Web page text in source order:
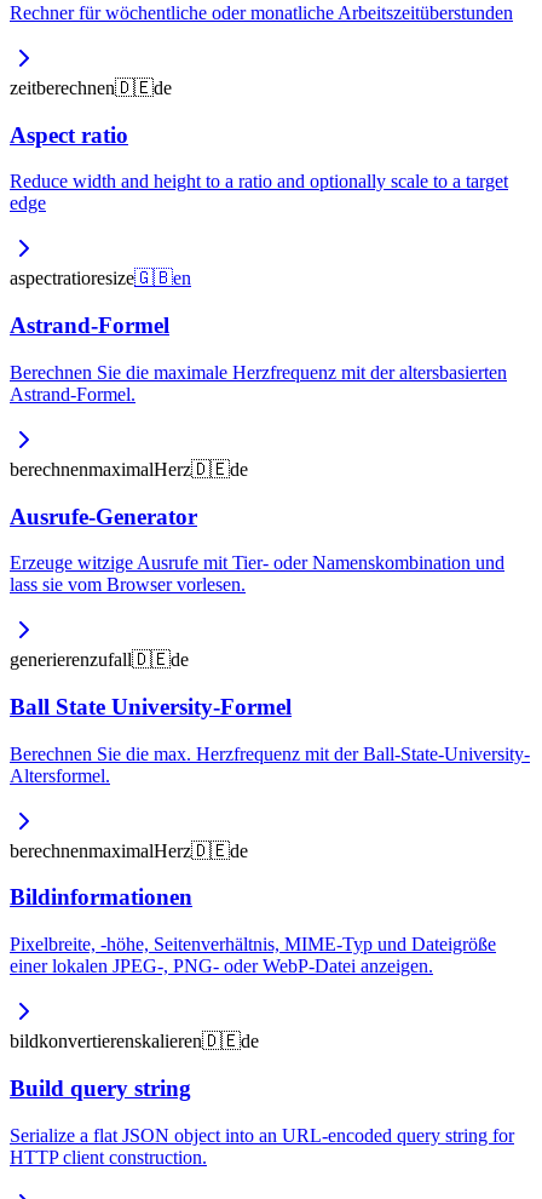
Rechner für wöchentliche oder monatliche Arbeitszeitüberstunden
zeitberechnen🇩🇪de
Aspect ratio
Reduce width and height to a ratio and optionally scale to a target
edge
aspectratioresize🇬🇧en
Astrand-Formel
Berechnen Sie die maximale Herzfrequenz mit der altersbasierten
Astrand-Formel.
berechnenmaximalHerz🇩🇪de
Ausrufe-Generator
Erzeuge witzige Ausrufe mit Tier- oder Namenskombination und
lass sie vom Browser vorlesen.
generierenzufall🇩🇪de
Ball State University-Formel
Berechnen Sie die max. Herzfrequenz mit der Ball-State-University-
Altersformel.
berechnenmaximalHerz🇩🇪de
Bildinformationen
Pixelbreite, -höhe, Seitenverhältnis, MIME-Typ und Dateigröße
einer lokalen JPEG-, PNG- oder WebP-Datei anzeigen.
bildkonvertierenskalieren🇩🇪de
Build query string
Serialize a flat JSON object into an URL-encoded query string for
HTTP client construction.